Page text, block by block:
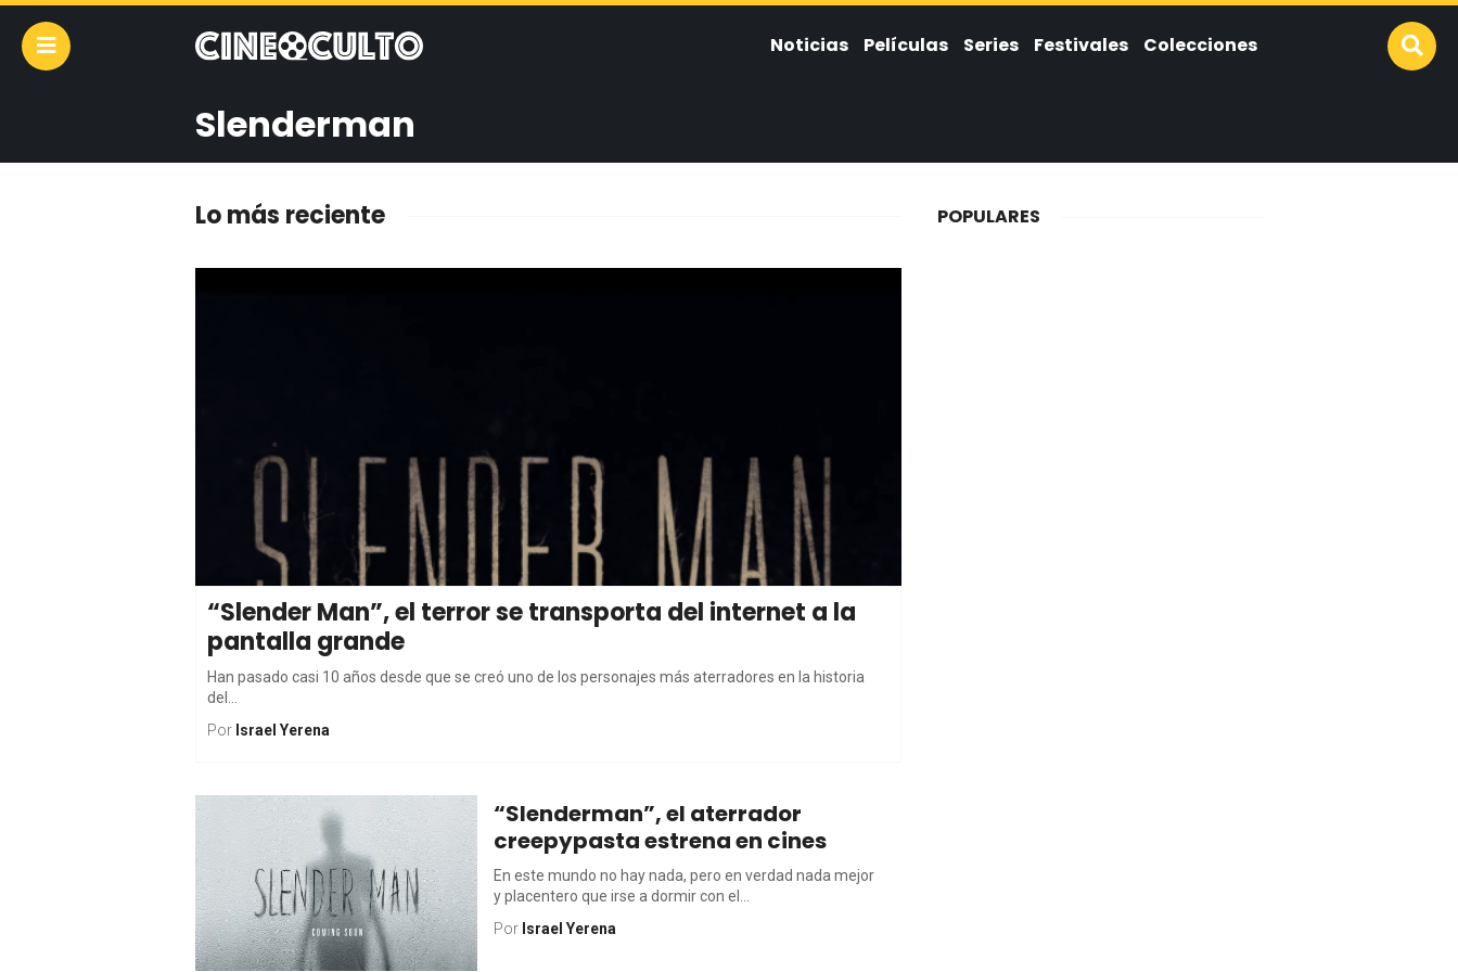
Noticias Películas Series Festivales Colecciones
Slenderman
Lo más reciente
“Slender Man”, el terror se transporta del internet a la
pantalla grande
Han pasado casi 10 años desde que se creó uno de los personajes más aterradores en la historia
del...
Por Israel Yerena
“Slenderman”, el aterrador
creepypasta estrena en cines
En este mundo no hay nada, pero en verdad nada mejor
y placentero que irse a dormir con el...
Por Israel Yerena
POPULARES